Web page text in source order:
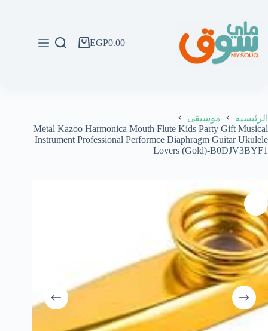
المحتوى
عربةEGP0.00
الرئيسية
موسيقى
Metal Kazoo Harmonica Mouth Flute Kids Party Gift Musical
Instrument Professional Performce Diaphragm Guitar Ukulele
Lovers (Gold)-B0DJV3BYF1